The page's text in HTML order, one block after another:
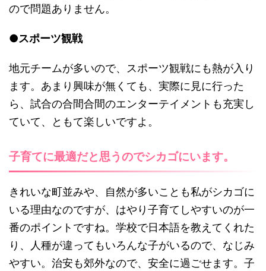
ので問題ありません。
●スポーツ観戦
地元チームが多いので、スポーツ観戦にも熱が入り
ます。あまり興味が無くても、実際に見に行った
ら、試合の合間合間のエンターテイメントも充実し
ていて、ともて楽しいですよ。
子育てに最適だと思うのでシカゴにいます。
きれいな町並みや、自然が多いことも私がシカゴに
いる理由なのですが、はやり子育てしやすいのが一
番のポイントですね。学校で日本語を教えてくれた
り、人種が違ってもいろんな子がいるので、なじみ
やすい。治安も郊外なので、安全に過ごせます。子